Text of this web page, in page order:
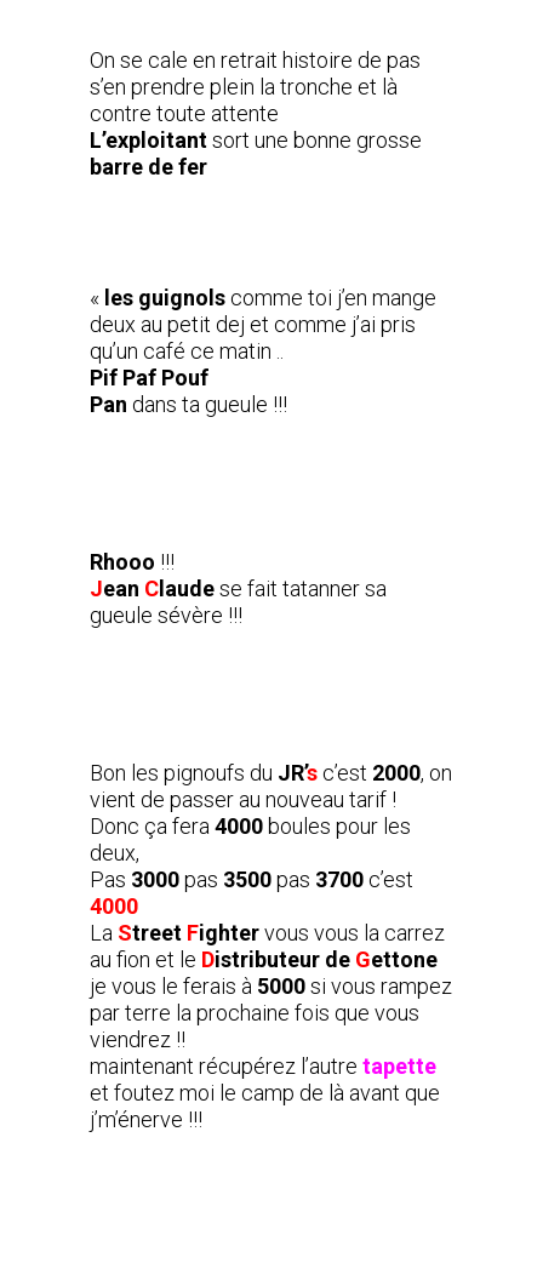
On se cale en retrait histoire de pas
s’en prendre plein la tronche et là
contre toute attente
L’exploitantsort une bonne grosse
barre de fer
« les guignols comme toi j’en mange
deux au petit dej et comme j’ai pris
qu’un café ce matin ..
Pif Paf Pouf
Pan dans ta gueule !!!
Rhooo !!!
Jean C laudese fait tatanner sa
gueule sévère !!!
Bon les pignoufs du JR’s c’est 2000, on
vient de passer au nouveau tarif !
Donc ça fera 4000 boules pour les
deux,
Pas 3000pas 3500pas 3700 c’est
4000
La Street Fightervous vous la carrez
au fion et le Distributeur de Gettone
je vous le ferais à 5000si vous rampez
par terre la prochaine fois que vous
viendrez !!
maintenant récupérez l’autre tapette
et foutez moi le camp de là avant que
j’m’énerve !!!